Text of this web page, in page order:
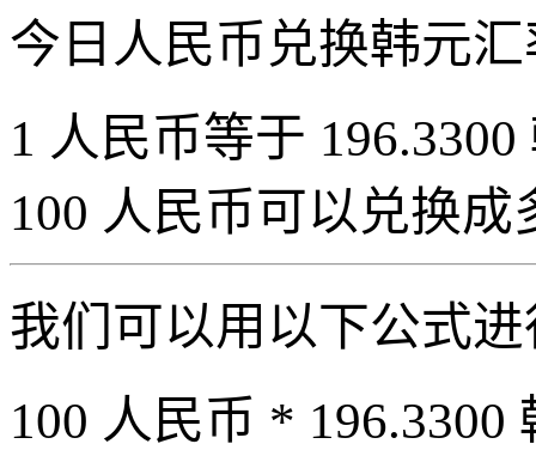
今日人民币兑换韩元
1 人民币等于
100 人民币可以兑换成
我们可以用以下公式
100 人民币 * 196.3300